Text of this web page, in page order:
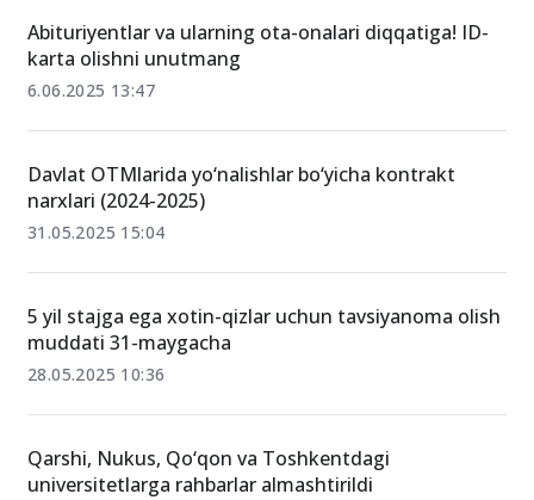
Abituriyentlar va ularning ota-onalari diqqatiga! ID-
karta olishni unutmang
6.06.2025 13:47
Davlat OTMlarida yo‘nalishlar bo‘yicha kontrakt
narxlari (2024-2025)
31.05.2025 15:04
5 yil stajga ega xotin-qizlar uchun tavsiyanoma olish
muddati 31-maygacha
28.05.2025 10:36
Qarshi, Nukus, Qo‘qon va Toshkentdagi
universitetlarga rahbarlar almashtirildi